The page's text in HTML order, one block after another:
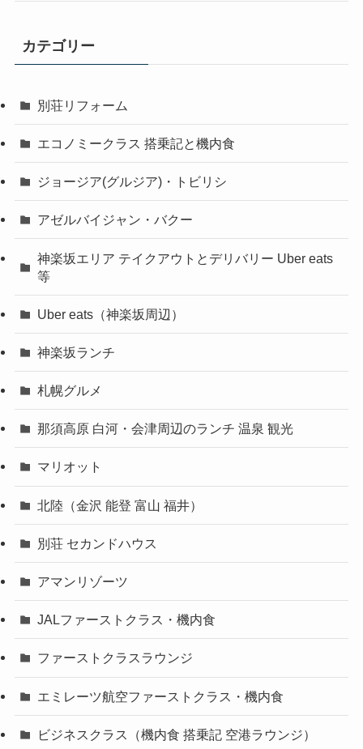
カテゴリー
別荘リフォーム
エコノミークラス 搭乗記と機内食
ジョージア(グルジア)・トビリシ
アゼルバイジャン・バクー
神楽坂エリア テイクアウトとデリバリー Uber eats
等
Uber eats（神楽坂周辺）
神楽坂ランチ
札幌グルメ
那須高原 白河・会津周辺のランチ 温泉 観光
マリオット
北陸（金沢 能登 富山 福井）
別荘 セカンドハウス
アマンリゾーツ
JALファーストクラス・機内食
ファーストクラスラウンジ
エミレーツ航空ファーストクラス・機内食
ビジネスクラス（機内食 搭乗記 空港ラウンジ）